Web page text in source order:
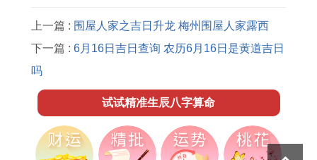
上一篇 : 围屋人家之吉日升龙 梅州围屋人家露西
下一篇 : 6月16日吉日查询 农历6月16日是黄道吉日
吗
试试精准生辰八字算命